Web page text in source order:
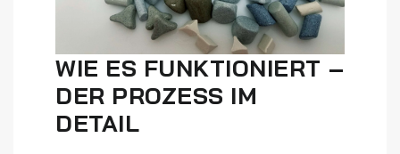
WIE ES FUNKTIONIERT –
DER PROZESS IM
DETAIL